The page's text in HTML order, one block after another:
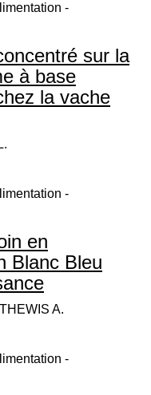
-
sur la
à base
la vache
-
en
Blanc Bleu
A.
-